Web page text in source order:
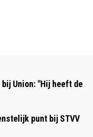
Union: "Hij heeft de
punt bij STVV